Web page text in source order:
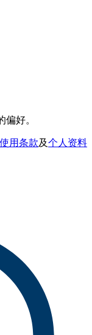
偏好。
使用条款及个人资料